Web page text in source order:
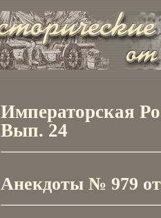
Императорская
Вып. 24
Анекдоты № 979 от